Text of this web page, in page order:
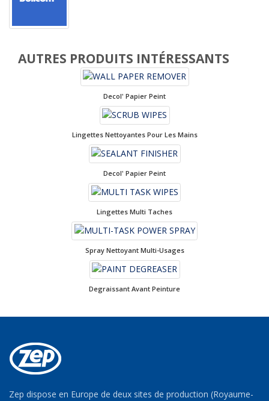
AUTRES PRODUITS INTÉRESSANTS
Decol' Papier Peint
Lingettes Nettoyantes Pour Les Mains
Decol' Papier Peint
Lingettes Multi Taches
Spray Nettoyant Multi-Usages
Degraissant Avant Peinture
Zep dispose en Europe de deux sites de production (Royaume-